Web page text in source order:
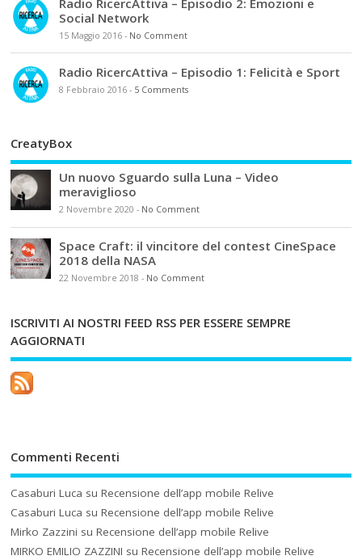
Social Network
15 Maggio 2016 - No Comment
Radio RicercAttiva – Episodio 1: Felicità e Sport
8 Febbraio 2016 - 5 Comments
CreatyBox
Un nuovo Sguardo sulla Luna – Video
meraviglioso
2 Novembre 2020 - No Comment
Space Craft: il vincitore del contest CineSpace
2018 della NASA
22 Novembre 2018 - No Comment
ISCRIVITI AI NOSTRI FEED RSS PER ESSERE SEMPRE
AGGIORNATI
Commenti Recenti
Casaburi Luca suRecensione dell’app mobile Relive
Casaburi Luca suRecensione dell’app mobile Relive
Mirko Zazzini suRecensione dell’app mobile Relive
MIRKO EMILIO ZAZZINI suRecensione dell’app mobile Relive